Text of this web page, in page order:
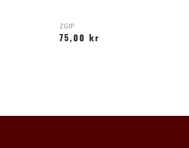
ZGIP
75,00 kr